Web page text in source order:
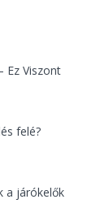
Ez Viszont
felé?
a járókelők